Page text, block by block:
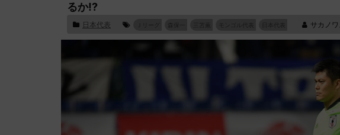
るか!?
日本代表 森保一 サカノ